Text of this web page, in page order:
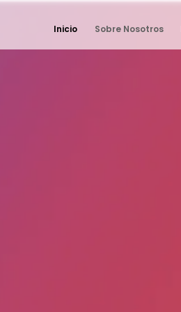
Inicio Sobre Nosotros